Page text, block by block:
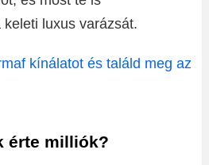
luxus varázsát.
kínálatot és találd meg az
érte milliók?